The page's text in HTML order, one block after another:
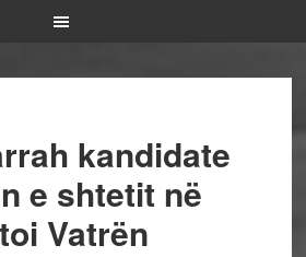
kandidate
e shtetit në
Vatrën